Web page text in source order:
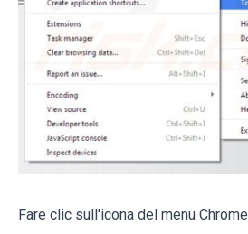
Fare clic sull'icona del menu Chrome